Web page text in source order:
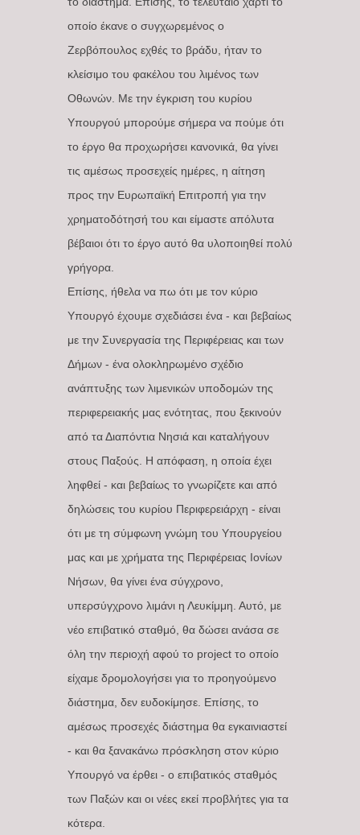
οποίο έκανε ο συγχωρεμένος ο
Ζερβόπουλος εχθές το βράδυ, ήταν το
κλείσιμο του φακέλου του λιμένος των
Οθωνών. Με την έγκριση του κυρίου
Υπουργού μπορούμε σήμερα να πούμε ότι
το έργο θα προχωρήσει κανονικά, θα γίνει
τις αμέσως προσεχείς ημέρες, η αίτηση
προς την Ευρωπαϊκή Επιτροπή για την
χρηματοδότησή του και είμαστε απόλυτα
βέβαιοι ότι το έργο αυτό θα υλοποιηθεί πολύ
γρήγορα.
Επίσης, ήθελα να πω ότι με τον κύριο
Υπουργό έχουμε σχεδιάσει ένα - και βεβαίως
με την Συνεργασία της Περιφέρειας και των
Δήμων - ένα ολοκληρωμένο σχέδιο
ανάπτυξης των λιμενικών υποδομών της
περιφερειακής μας ενότητας, που ξεκινούν
από τα Διαπόντια Νησιά και καταλήγουν
στους Παξούς. Η απόφαση, η οποία έχει
ληφθεί - και βεβαίως το γνωρίζετε και από
δηλώσεις του κυρίου Περιφερειάρχη - είναι
ότι με τη σύμφωνη γνώμη του Υπουργείου
μας και με χρήματα της Περιφέρειας Ιονίων
Νήσων, θα γίνει ένα σύγχρονο,
υπερσύγχρονο λιμάνι η Λευκίμμη. Αυτό, με
νέο επιβατικό σταθμό, θα δώσει ανάσα σε
όλη την περιοχή αφού το project το οποίο
είχαμε δρομολογήσει για το προηγούμενο
διάστημα, δεν ευδοκίμησε. Επίσης, το
αμέσως προσεχές διάστημα θα εγκαινιαστεί
- και θα ξανακάνω πρόσκληση στον κύριο
Υπουργό να έρθει - ο επιβατικός σταθμός
των Παξών και οι νέες εκεί προβλήτες για τα
κότερα.